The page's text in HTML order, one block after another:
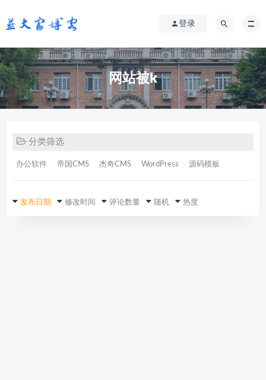
登录
网站被k
分类筛选
办公软件 帝国CMS 杰奇CMS WordPress 源码模板
发布日期 修改时间 评论数量 随机 热度